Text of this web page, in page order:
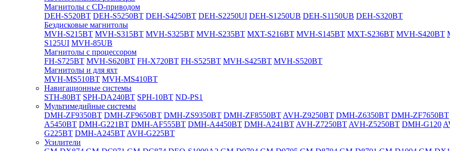
Магнитолы с CD-приводом
DEH-S520BT DEH-S5250BT DEH-S4250BT DEH-S2250UI DEH-S1250UB DEH-S1150UB DEH-S320BT
Бездисковые магнитолы
MVH-S215BT MVH-S315BT MVH-S325BT MVH-S235BT MXT-S216BT MVH-S145BT MXT-S236BT MVH-S420BT
S125UI MVH-85UB
Магнитолы с процессором
FH-S725BT MVH-S620BT FH-X720BT FH-S525BT MVH-S425BT MVH-S520BT
Магнитолы и для яхт
MVH-MS510BT MVH-MS410BT
Навигационные системы
STH-80BT SPH-DA240BT SPH-10BT ND-PS1
Мультимедийные системы
DMH-ZF9350BT DMH-ZF9650BT DMH-ZS9350BT DMH-ZF8550BT AVH-Z9250BT DMH-Z6350BT DMH-ZF7650BT
A5450BT DMH-G221BT DMH-AF555BT DMH-A4450BT DMH-A241BT AVH-Z7250BT AVH-Z5250BT DMH-G120
G225BT DMH-A245BT AVH-G225BT
Усилители